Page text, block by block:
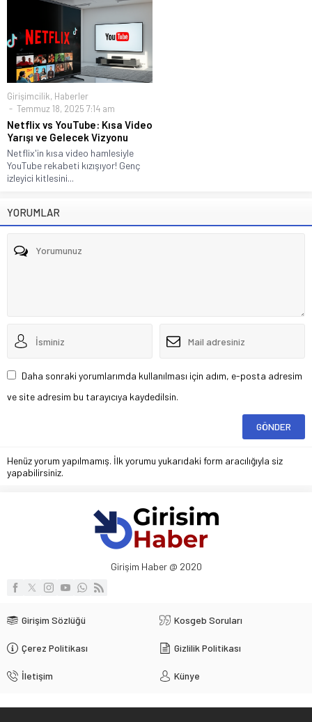
Girişimcilik, Haberler
Temmuz 18, 2025 7:14 am
Netflix vs YouTube: Kısa Video
Yarışı ve Gelecek Vizyonu
Netflix'in kısa video hamlesiyle
YouTube rekabeti kızışıyor! Genç
izleyici kitlesini...
YORUMLAR
Daha sonraki yorumlarımda kullanılması için adım, e-posta adresim
ve site adresim bu tarayıcıya kaydedilsin.
Henüz yorum yapılmamış. İlk yorumu yukarıdaki form aracılığıyla siz
yapabilirsiniz.
Girişim Haber @ 2020
Girişim Sözlüğü Kosgeb Soruları
Çerez Politikası Gizlilik Politikası
İletişim Künye